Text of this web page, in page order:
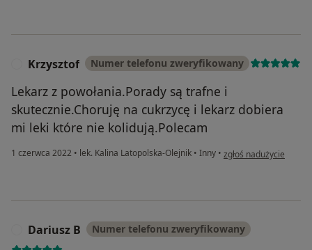
Krzysztof Numer telefonu zweryfikowany
Lekarz z powołania.Porady są trafne i
skutecznie.Choruję na cukrzycę i lekarz dobiera
mi leki które nie kolidują.Polecam
1 czerwca 2022 • lek. Kalina Latopolska-Olejnik • Inny • w opinii użytkownika
zgłoś nadużycie
Dariusz B Numer telefonu zweryfikowany